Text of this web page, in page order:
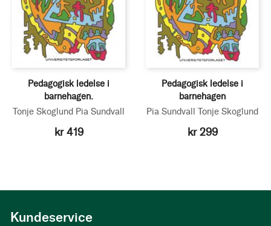
Pedagogisk ledelse i
barnehagen.
Tonje Skoglund Pia Sundvall
kr 419
Pedagogisk ledelse i
barnehagen
Pia Sundvall Tonje Skoglund
kr 299
Kundeservice